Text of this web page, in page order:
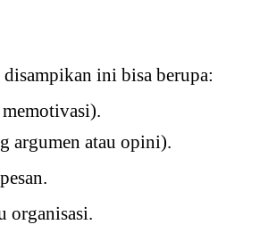
disampikan ini bisa berupa:
argumen atau opini).
organisasi.